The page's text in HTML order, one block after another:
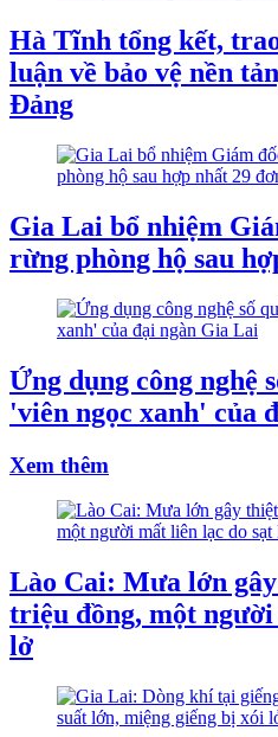
Hà Tĩnh tổng kết,
luận về bảo vệ nền
Đảng
Gia Lai bổ nhiệm
rừng phòng hộ sau
Ứng dụng công nghệ
'viên ngọc xanh' của
Xem thêm
Lào Cai: Mưa lớn
triệu đồng, một
lở